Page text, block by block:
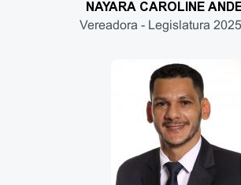
NAYARA CAROLINE
Vereadora - Legislatura